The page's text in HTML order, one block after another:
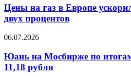
на
47%
газ
Европе
снижение
двух
процентов
Цены на газ в Европе
двух процентов
Юань
Мосбирже
по
итогам
06.07.2026
Юань на Мосбирже по
11,18 рубля